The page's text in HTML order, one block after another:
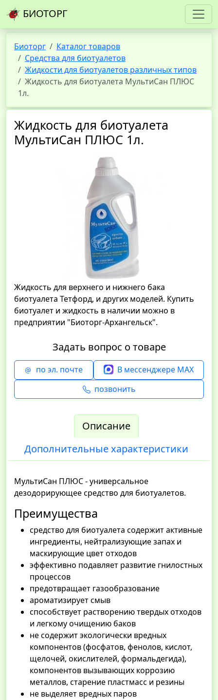
БИОТОРГ
Биоторг
Каталог товаров
Средства для биотуалетов
Жидкости для биотуалетов различных типов
Жидкость для биотуалета МультиСан ПЛЮС
1л.
Жидкость для биотуалета
МультиСан ПЛЮС 1л.
Жидкость для верхнего и нижнего бака
биотуалета Тетфорд, и других моделей. Купить
биотуалет и жидкость в наличии можно в
предприятии "Биоторг-Архангельск".
Задать вопрос о товаре
по эл. почте
В мессенджере MAX
позвонить
Описание
Дополнительные характеристики
МультиСан ПЛЮС - универсальное
дезодорирующее средство для биотуалетов.
Преимущества
средство для биотуалета содержит активные
ингредиенты, нейтрализующие запах и
маскирующие цвет отходов
эффективно подавляет развитие гнилостных
процессов
предотвращает газообразование
ароматизирует смыв
способствует растворению твердых отходов
и легкому очищению баков
не содержит экологически вредных
компонентов (фосфатов, фенолов, кислот,
щелочей, окислителей, формальдегида),
компонентов вызывающих коррозию
металлов, старение пластмасс и резины
не выделяет вредных паров